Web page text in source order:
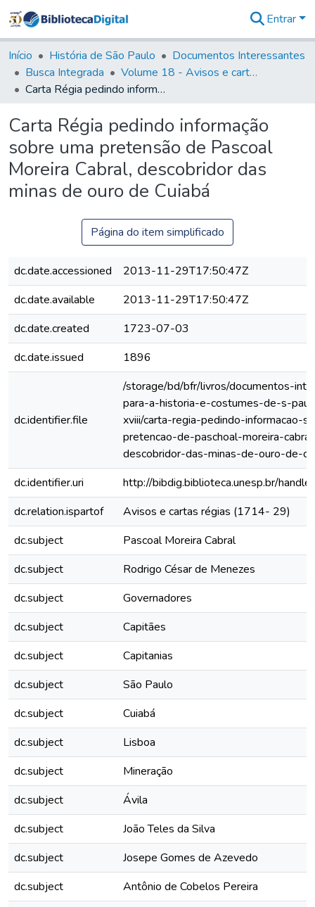
&
Coleções
Tudo na
Biblioteca
Estatísticas
Entrar
Início História de São Paulo
Documentos Interessantes
Busca Integrada
Volume 18 - Avisos e cartas régias (1714- 29)
Carta Régia pedindo informação sobre uma pretensão de Pascoal Moreira Cabral, descobridor das minas de ouro de Cuiabá
Carta Régia pedindo informação
sobre uma pretensão de Pascoal
Moreira Cabral, descobridor das
minas de ouro de Cuiabá
Página do item simplificado
dc.date.accessioned
2013-11-29T17:50:47Z
dc.date.available
2013-11-29T17:50:47Z
dc.date.created
1723-07-03
dc.date.issued
1896
dc.identifier.file
/storage/bd/bfr/livros/documentos-
para-a-historia-e-costumes-de-s-
xviii/carta-regia-pedindo-informacao-
pretencao-de-paschoal-moreira-
descobridor-das-minas-de-ouro-de-
dc.identifier.uri
http://bibdig.biblioteca.unesp.br/
dc.relation.ispartof
Avisos e cartas régias (1714- 29)
dc.subject
Pascoal Moreira Cabral
dc.subject
Rodrigo César de Menezes
dc.subject
Governadores
dc.subject
Capitães
dc.subject
Capitanias
dc.subject
São Paulo
dc.subject
Cuiabá
dc.subject
Lisboa
dc.subject
Mineração
dc.subject
Ávila
dc.subject
João Teles da Silva
dc.subject
Josepe Gomes de Azevedo
dc.subject
Antônio de Cobelos Pereira